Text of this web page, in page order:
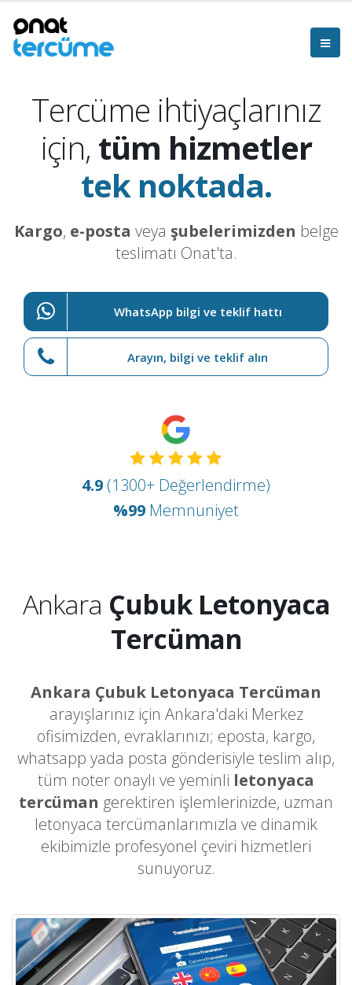
Tercüme ihtiyaçlarınız
için, tüm hizmetler
tek noktada.
Kargo, e-posta veya şubelerimizden belge
teslimatı Onat'ta.
WhatsApp bilgi ve teklif hattı
Arayın, bilgi ve teklif alın
4.9 (1300+ Değerlendirme)
%99 Memnuniyet
Ankara Çubuk Letonyaca
Tercüman
Ankara Çubuk Letonyaca Tercüman
arayışlarınız için Ankara'daki Merkez
ofisimizden, evraklarınızı; eposta, kargo,
whatsapp yada posta gönderisiyle teslim alıp,
tüm noter onaylı ve yeminli letonyaca
tercüman gerektiren işlemlerinizde, uzman
letonyaca tercümanlarımızla ve dinamik
ekibimizle profesyonel çeviri hizmetleri
sunuyoruz.